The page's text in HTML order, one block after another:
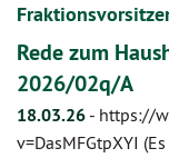
Rede zum
2026/02q/A
18.03.26 - https://
v=DasMFGtpXYI